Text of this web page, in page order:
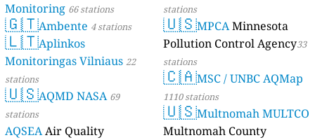
Monitoring 66 stations
🇬🇹Ambente 4 stations
🇱🇹Aplinkos
Monitoringas Vilniaus 22
stations
🇺🇸AQMD NASA 69
stations
AQSEAAir Quality
stations
🇺🇸MPCAMinnesota
Pollution Control Agency33
stations
🇨🇦MSC / UNBC AQMap
1110 stations
🇺🇸Multnomah MULTCO
Multnomah County